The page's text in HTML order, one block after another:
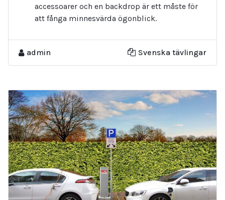
accessoarer och en backdrop är ett måste för
att fånga minnesvärda ögonblick.
admin Svenska tävlingar